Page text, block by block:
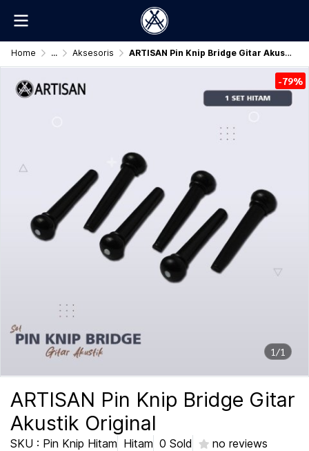
Home ... Aksesoris ARTISAN Pin Knip Bridge Gitar Akustik Original
1/1
-79%
ARTISAN Pin Knip Bridge Gitar
Akustik Original
SKU : Pin Knip Hitam Hitam 0 Sold
no reviews